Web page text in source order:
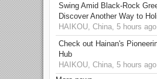
Swing Amid Black‑Rock
Discover Another Way to
HAIKOU, China, 5 hours ago
Check out Hainan's
Hub
HAIKOU, China, 5 hours ago